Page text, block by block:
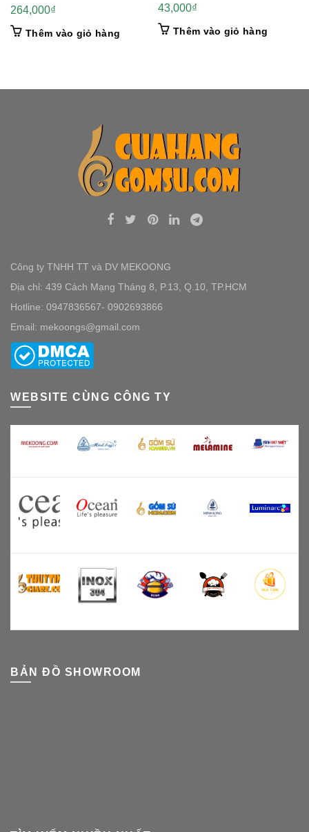
264,000₫
Thêm vào giỏ hàng
43,000₫
Thêm vào giỏ hàng
Công ty TNHH TT và DV MEKOONG
Địa chỉ: 439 Cách Mạng Tháng 8, P.13, Q.10, TP.HCM
Hotline: 0947836567- 0902693866
Email: mekoongs@gmail.com
WEBSITE CÙNG CÔNG TY
BẢN ĐỒ SHOWROOM